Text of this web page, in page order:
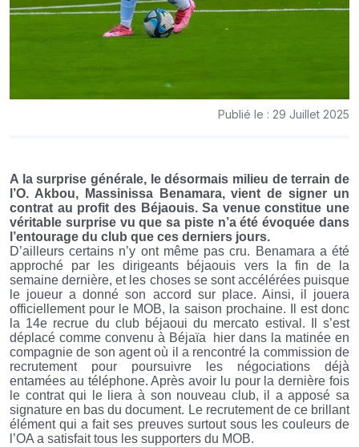
Publié le : 29 Juillet 2025
A la surprise générale, le désormais milieu de terrain de
l’O. Akbou, Massinissa Benamara, vient de signer un
contrat au profit des Béjaouis. Sa venue constitue une
véritable surprise vu que sa piste n’a été évoquée dans
l’entourage du club que ces derniers jours.
D’ailleurs certains n’y ont même pas cru. Benamara a été
approché par les dirigeants béjaouis vers la fin de la
semaine dernière, et les choses se sont accélérées puisque
le joueur a donné son accord sur place. Ainsi, il jouera
officiellement pour le MOB, la saison prochaine. Il est donc
la 14e recrue du club béjaoui du mercato estival. Il s’est
déplacé comme convenu à Béjaïa
hier dans la matinée en
compagnie de son agent où il a rencontré la commission de
recrutement pour poursuivre les négociations déjà
entamées au téléphone. Après avoir lu pour la dernière fois
le contrat qui le liera à son nouveau club, il a apposé sa
signature en bas du document. Le recrutement de ce brillant
élément qui a fait ses preuves surtout sous les couleurs de
l’OA a satisfait tous les supporters du MOB.